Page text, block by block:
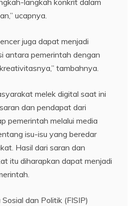
langkah konkrit dalam
ucapnya.
juga dapat menjadi
antara pemerintah dengan
tambahnya.
melek digital saat ini
dan pendapat dari
pemerintah melalui media
isu-isu yang beredar
Hasil dari saran dan
itu diharapkan dapat menjadi
dan Politik (FISIP)